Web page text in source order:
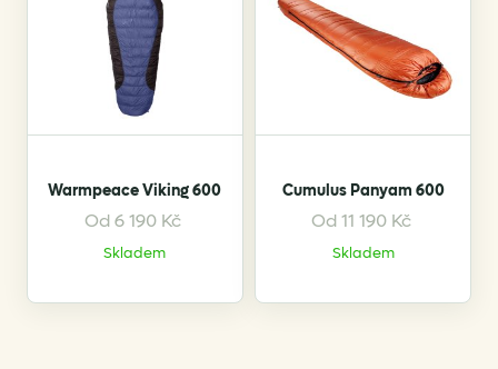
options
may
be
on
product
page
Warmpeace Viking 600
Od6 190 Kč
Skladem
This
product
multiple
Cumulus Panyam 600
Od 11 190 Kč
Skladem
This
product
multiple